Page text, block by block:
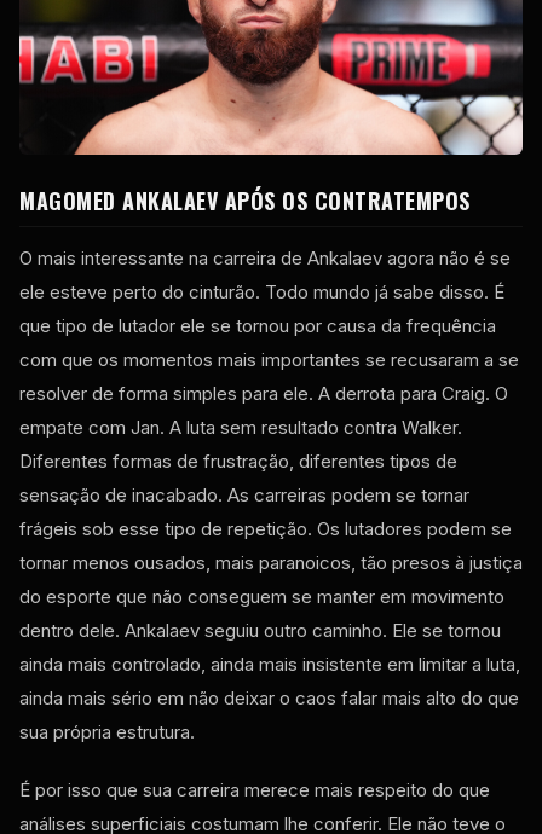
MAGOMED ANKALAEV APÓS OS CONTRATEMPOS
O mais interessante na carreira de Ankalaev agora não é se
ele esteve perto do cinturão. Todo mundo já sabe disso. É
que tipo de lutador ele se tornou por causa da frequência
com que os momentos mais importantes se recusaram a se
resolver de forma simples para ele. A derrota para Craig. O
empate com Jan. A luta sem resultado contra Walker.
Diferentes formas de frustração, diferentes tipos de
sensação de inacabado. As carreiras podem se tornar
frágeis sob esse tipo de repetição. Os lutadores podem se
tornar menos ousados, mais paranoicos, tão presos à justiça
do esporte que não conseguem se manter em movimento
dentro dele. Ankalaev seguiu outro caminho. Ele se tornou
ainda mais controlado, ainda mais insistente em limitar a luta,
ainda mais sério em não deixar o caos falar mais alto do que
sua própria estrutura.
É por isso que sua carreira merece mais respeito do que
análises superficiais costumam lhe conferir. Ele não teve o